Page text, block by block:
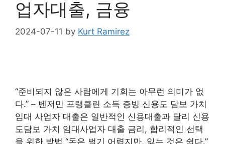
업자대출, 금융
2024-07-11 by Kurt Ramirez
“준비되지 않은 사람에게 기회는 아무런 의미가 없
다.” – 벤저민 프랭클린 소득 증빙 신용도 담보 가치
임대 사업자 대출은 일반적인 신용대출과 달리 신용
도담보 가치 임대사업자 대출 금리, 합리적인 선택
을 위한 방법 “돈은 벌기 어렵지만, 잃는 것은 쉽다.”